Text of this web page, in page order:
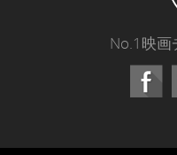
No.1映画